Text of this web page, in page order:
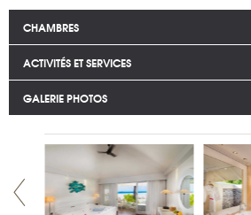
CHAMBRES
ACTIVITÉS ET SERVICES
GALERIE PHOTOS